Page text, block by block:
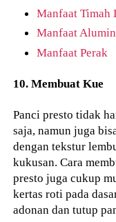
Manfaat Timah
Manfaat
Manfaat Perak
10. Membuat Kue
Panci presto tidak
saja, namun juga
dengan tekstur
kukusan. Cara
presto juga cukup
kertas roti pada
adonan dan tutup